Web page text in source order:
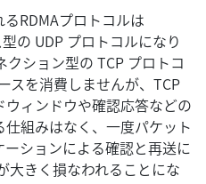
RDMAプロトコルは
の UDP プロトコルになり
クション型の TCP プロトコ
スを消費しませんが、TCP
ィンドウや確認応答などの
組みはなく、一度パケット
ションによる確認と再送に
大きく損なわれることにな